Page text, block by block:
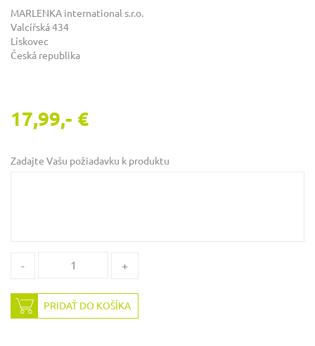
MARLENKA international s.r.o.
Valcířská 434
Lískovec
Česká republika
17,99,- €
Zadajte Vašu požiadavku k produktu
- +
PRIDAŤ DO KOŠÍKA